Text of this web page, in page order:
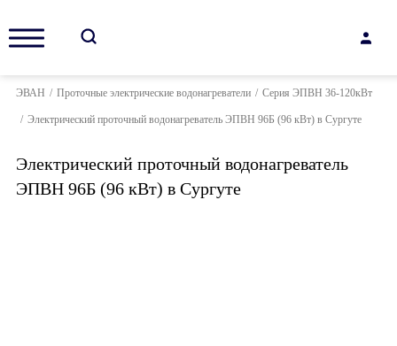
ЭВАН / Проточные электрические водонагреватели / Серия ЭПВН 36-120кВт
/ Электрический проточный водонагреватель ЭПВН 96Б (96 кВт) в Сургуте
Электрический проточный водонагреватель
ЭПВН 96Б (96 кВт) в Сургуте